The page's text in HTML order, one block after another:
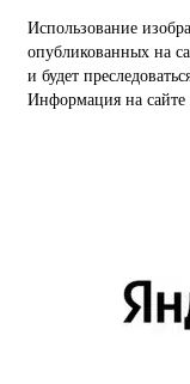
Использование
опубликованных на
и будет
Информация на сайте